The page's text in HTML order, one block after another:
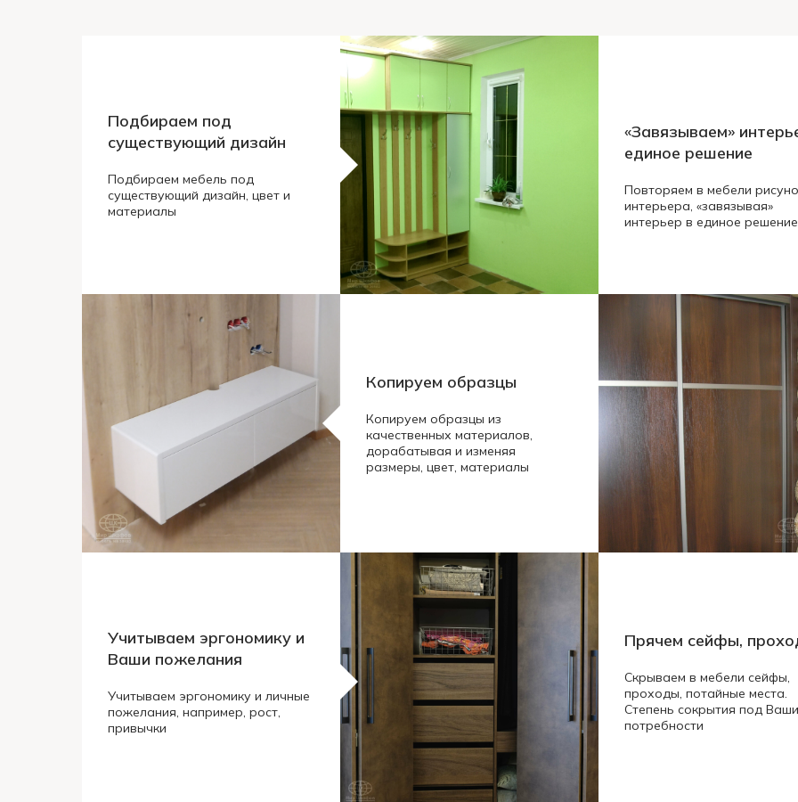
Подбираем под
существующий дизайн
Подбираем мебель под
существующий дизайн, цвет и
материалы
«Завязываем»
единое решение
Повторяем в мебели
интерьера, «завязывая»
интерьер в единое решение
Копируем образцы
Копируем образцы из
качественных материалов,
дорабатывая и изменяя
размеры, цвет, материалы
Учитываем эргономику и
Ваши пожелания
Учитываем эргономику и личные
пожелания, например, рост,
привычки
Прячем сейфы,
Скрываем в мебели сейфы,
проходы, потайные места.
Степень сокрытия под Ваши
потребности